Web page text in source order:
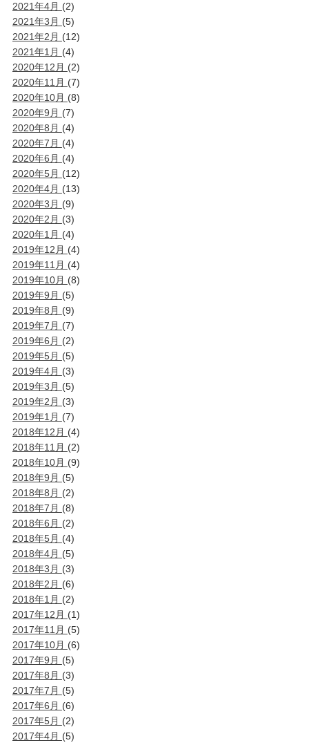
2021年4月 (2)
2021年3月 (5)
2021年2月 (12)
2021年1月 (4)
2020年12月 (2)
2020年11月 (7)
2020年10月 (8)
2020年9月 (7)
2020年8月 (4)
2020年7月 (4)
2020年6月 (4)
2020年5月 (12)
2020年4月 (13)
2020年3月 (9)
2020年2月 (3)
2020年1月 (4)
2019年12月 (4)
2019年11月 (4)
2019年10月 (8)
2019年9月 (5)
2019年8月 (9)
2019年7月 (7)
2019年6月 (2)
2019年5月 (5)
2019年4月 (3)
2019年3月 (5)
2019年2月 (3)
2019年1月 (7)
2018年12月 (4)
2018年11月 (2)
2018年10月 (9)
2018年9月 (5)
2018年8月 (2)
2018年7月 (8)
2018年6月 (2)
2018年5月 (4)
2018年4月 (5)
2018年3月 (3)
2018年2月 (6)
2018年1月 (2)
2017年12月 (1)
2017年11月 (5)
2017年10月 (6)
2017年9月 (5)
2017年8月 (3)
2017年7月 (5)
2017年6月 (6)
2017年5月 (2)
2017年4月 (5)